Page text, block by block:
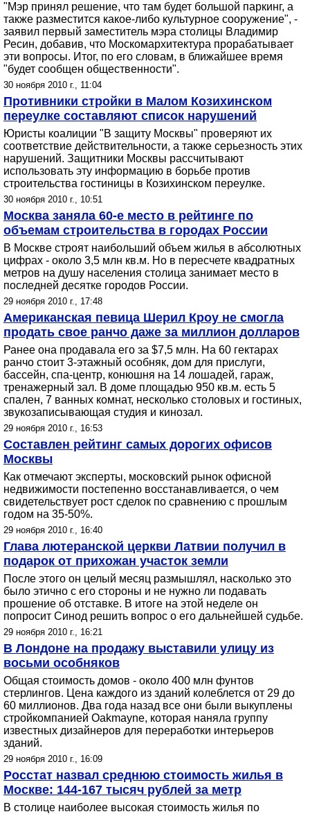
"Мэр принял решение, что там будет большой паркинг, а
также разместится какое-либо культурное сооружение", -
заявил первый заместитель мэра столицы Владимир
Ресин, добавив, что Москомархитектура прорабатывает
эти вопросы. Итог, по его словам, в ближайшее время
"будет сообщен общественности".
30 ноября 2010 г., 11:04
Противники стройки в Малом Козихинском
переулке составляют список нарушений
Юристы коалиции "В защиту Москвы" проверяют их
соответствие действительности, а также серьезность этих
нарушений. Защитники Москвы рассчитывают
использовать эту информацию в борьбе против
строительства гостиницы в Козихинском переулке.
30 ноября 2010 г., 10:51
Москва заняла 60-е место в рейтинге по
объемам строительства в городах России
В Москве строят наибольший объем жилья в абсолютных
цифрах - около 3,5 млн кв.м. Но в пересчете квадратных
метров на душу населения столица занимает место в
последней десятке городов России.
29 ноября 2010 г., 17:48
Американская певица Шерил Кроу не смогла
продать свое ранчо даже за миллион долларов
Ранее она продавала его за $7,5 млн. На 60 гектарах
ранчо стоит 3-этажный особняк, дом для прислуги,
бассейн, спа-центр, конюшня на 14 лошадей, гараж,
тренажерный зал. В доме площадью 950 кв.м. есть 5
спален, 7 ванных комнат, несколько столовых и гостиных,
звукозаписывающая студия и кинозал.
29 ноября 2010 г., 16:53
Составлен рейтинг самых дорогих офисов
Москвы
Как отмечают эксперты, московский рынок офисной
недвижимости постепенно восстанавливается, о чем
свидетельствует рост сделок по сравнению с прошлым
годом на 35-50%.
29 ноября 2010 г., 16:40
Глава лютеранской церкви Латвии получил в
подарок от прихожан участок земли
После этого он целый месяц размышлял, насколько это
было этично с его стороны и не нужно ли подавать
прошение об отставке. В итоге на этой неделе он
попросит Синод решить вопрос о его дальнейшей судьбе.
29 ноября 2010 г., 16:21
В Лондоне на продажу выставили улицу из
восьми особняков
Общая стоимость домов - около 400 млн фунтов
стерлингов. Цена каждого из зданий колеблется от 29 до
60 миллионов. Два года назад все они были выкуплены
стройкомпанией Oakmayne, которая наняла группу
известных дизайнеров для переработки интерьеров
зданий.
29 ноября 2010 г., 16:09
Росстат назвал среднюю стоимость жилья в
Москве: 144-167 тысяч рублей за метр
В столице наиболее высокая стоимость жилья по